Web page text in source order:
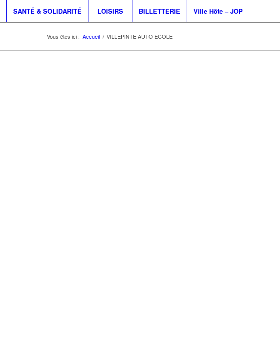
SANTÉ & SOLIDARITÉ LOISIRS BILLETTERIE Ville Hôte – JOP
Vous êtes ici : Accueil / VILLEPINTE AUTO ECOLE